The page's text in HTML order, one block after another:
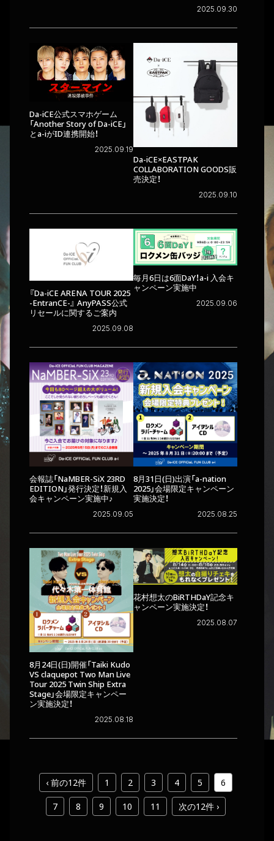
2025.09.30
Da-iCE公式スマホゲーム
「Another Story of Da-iCE」
とa-iがID連携開始！
2025.09.19
Da-iCE×EASTPAK
COLLABORATION GOODS販
売決定！
2025.09.10
『Da-iCE ARENA TOUR 2025
-EntranCE-』 AnyPASS公式
リセールに関するご案内
2025.09.08
毎月6日は6面DaY！a-i 入会キ
ャンペーン実施中
2025.09.06
会報誌「NaMBER-SiX 23RD
EDITION」発行決定！新規入
会キャンペーン実施中♪
2025.09.05
8月31日(日)出演「a-nation
2025」会場限定キャンペーン
実施決定！
2025.08.25
8月24日(日)開催「Taiki Kudo
VS claquepot Two Man Live
Tour 2025 Twin Ship Extra
Stage」会場限定キャンペー
ン実施決定！
2025.08.18
花村想太のBiRTHDaY記念キ
ャンペーン実施決定！
2025.08.07
‹ 前の12件 1 2 3 4 5 6
7 8 9 10 11 次の12件 ›